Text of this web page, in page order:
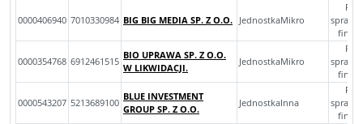
0000406940 7010330984 BIG BIG MEDIA SP. Z O.O. JednostkaMikro
0000354768 6912461515
BIO UPRAWA SP. Z O.O.
W LIKWIDACJI.
JednostkaMikro
0000543207 5213689100
BLUE INVESTMENT
GROUP SP. Z O.O.
JednostkaInna